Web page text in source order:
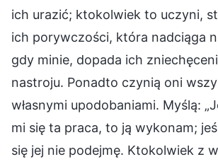
ich urazić; ktokolwiek to uczyni,
ich porywczości, która nadciąga
gdy minie, dopada ich
nastroju. Ponadto czynią oni
własnymi upodobaniami. Myślą:
mi się ta praca, to ją wykonam;
się jej nie podejmę. Ktokolwiek z